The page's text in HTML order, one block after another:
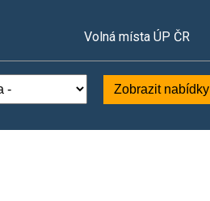
Volná místa ÚP ČR
Zobrazit nabídky